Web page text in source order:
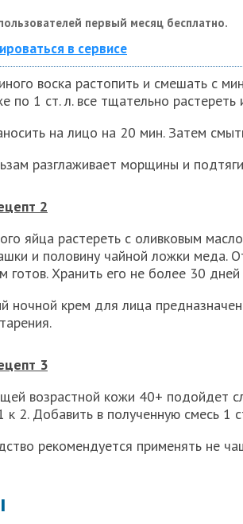
первый месяц бесплатно.
в сервисе
воска растопить и смешать с
по 1 ст. л. все тщательно
на лицо на 20 мин. Затем
разглаживает морщины и
2
яйца растереть с оливковым
и половину чайной ложки меда.
готов. Хранить его не более 30
ночной крем для лица
3
возрастной кожи 40+ подойдет
к 2. Добавить в полученную смесь 1
рекомендуется применять не